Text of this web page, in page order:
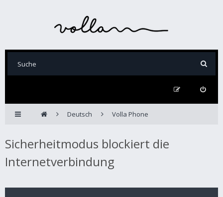
Deutsch Volla Phone
Sicherheitmodus blockiert die
Internetverbindung